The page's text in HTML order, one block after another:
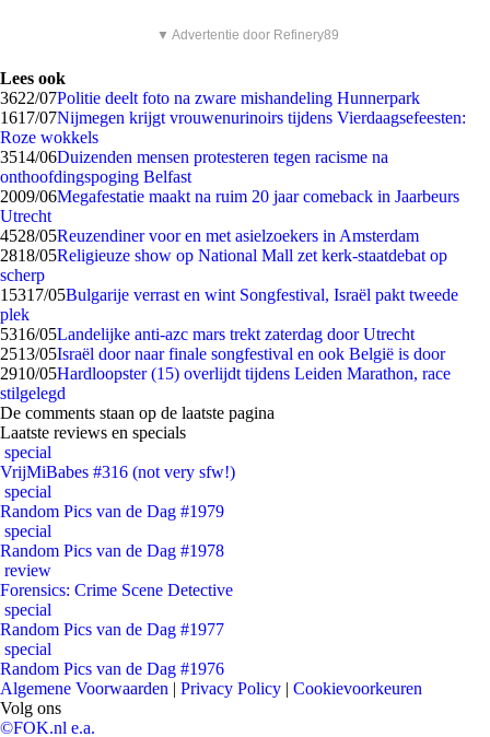
▼ Advertentie door Refinery89
Lees ook
3622/07Politie deelt foto na zware mishandeling Hunnerpark
1617/07Nijmegen krijgt vrouwenurinoirs tijdens Vierdaagsefeesten:
Roze wokkels
3514/06Duizenden mensen protesteren tegen racisme na
onthoofdingspoging Belfast
2009/06Megafestatie maakt na ruim 20 jaar comeback in Jaarbeurs
Utrecht
4528/05Reuzen­diner voor en met asielzoekers in Amsterdam
2818/05Religieuze show op National Mall zet kerk-staatdebat op
scherp
15317/05Bulgarije verrast en wint Songfestival, Israël pakt tweede
plek
5316/05Landelijke anti-azc mars trekt zaterdag door Utrecht
2513/05Israël door naar finale songfestival en ook België is door
2910/05Hardloopster (15) overlijdt tijdens Leiden Marathon, race
stilgelegd
De comments staan op de laatste pagina
Laatste reviews en specials
special
VrijMiBabes #316 (not very sfw!)
special
Random Pics van de Dag #1979
special
Random Pics van de Dag #1978
review
Forensics: Crime Scene Detective
special
Random Pics van de Dag #1977
special
Random Pics van de Dag #1976
Algemene Voorwaarden | Privacy Policy | Cookievoorkeuren
Volg ons
©FOK.nl e.a.